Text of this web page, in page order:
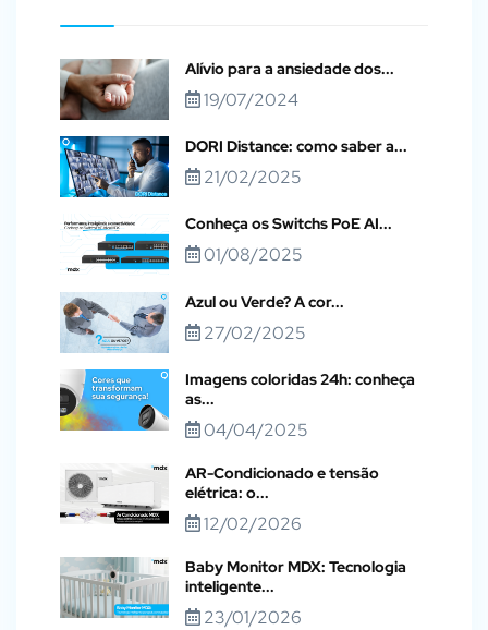
Alívio para a ansiedade dos...
19/07/2024
DORI Distance: como saber a...
21/02/2025
Conheça os Switchs PoE AI...
01/08/2025
Azul ou Verde? A cor...
27/02/2025
Imagens coloridas 24h: conheça
as...
04/04/2025
AR-Condicionado e tensão
elétrica: o...
12/02/2026
Baby Monitor MDX: Tecnologia
inteligente...
23/01/2026